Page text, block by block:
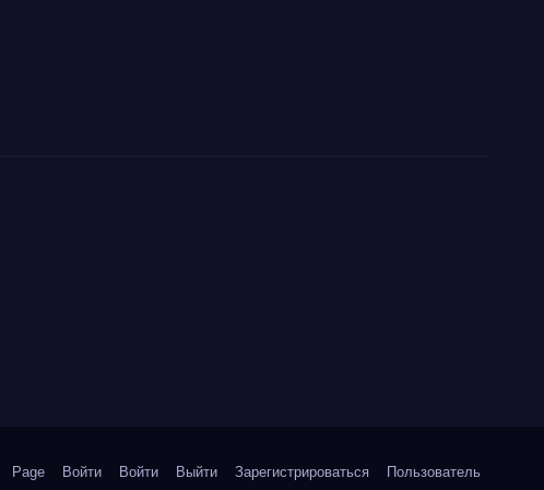
Page Войти Войти Выйти Зарегистрироваться Пользователь